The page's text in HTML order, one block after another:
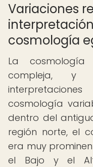
Variaciones
cosmología
La
compleja, y
cosmología
dentro del
región norte, el
era muy
el Bajo y el